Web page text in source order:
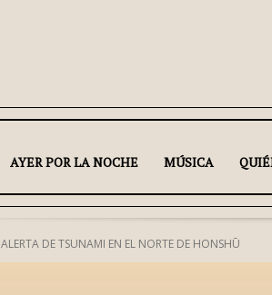
AYER POR LA NOCHE MÚSICA
ALERTA DE TSUNAMI EN EL NORTE DE HONSHŪ